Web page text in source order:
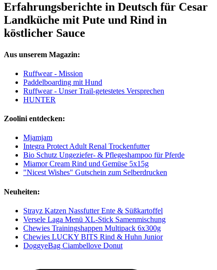
Erfahrungsberichte in Deutsch für Cesar
Landküche mit Pute und Rind in
köstlicher Sauce
Aus unserem Magazin:
Ruffwear - Mission
Paddelboarding mit Hund
Ruffwear - Unser Trail-getestetes Versprechen
HUNTER
Zoolini entdecken:
Mjamjam
Integra Protect Adult Renal Trockenfutter
Bio Schutz Ungeziefer- & Pflegeshampoo für Pferde
Miamor Cream Rind und Gemüse 5x15g
"Nicest Wishes" Gutschein zum Selberdrucken
Neuheiten:
Strayz Katzen Nassfutter Ente & Süßkartoffel
Versele Laga Menü XL-Stick Samenmischung
Chewies Trainingshappen Multipack 6x300g
Chewies LUCKY BITS Rind & Huhn Junior
DoggyeBag Ciambellove Donut